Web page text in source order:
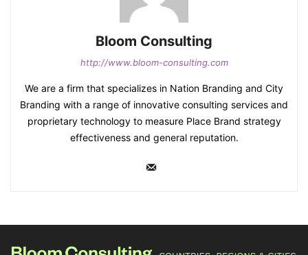
Bloom Consulting
http://www.bloom-consulting.com
We are a firm that specializes in Nation Branding and City
Branding with a range of innovative consulting services and
proprietary technology to measure Place Brand strategy
effectiveness and general reputation.